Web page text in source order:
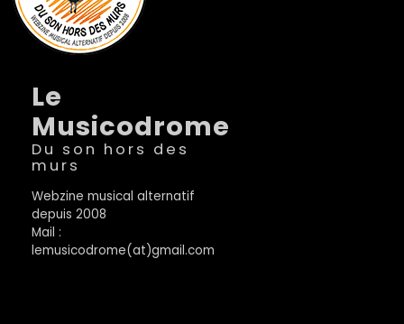
Le
Musicodrome
Du son hors des
murs
Webzine musical alternatif
depuis 2008
Mail :
lemusicodrome(at)gmail.com